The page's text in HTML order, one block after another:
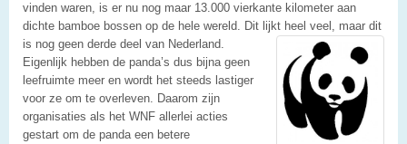
vinden waren, is er nu nog maar 13.000 vierkante kilometer aan
dichte bamboe bossen op de hele wereld. Dit lijkt heel veel, maar dit
is nog geen derde deel van Nederland.
Eigenlijk hebben de panda’s dus bijna geen
leefruimte meer en wordt het steeds lastiger
voor ze om te overleven. Daarom zijn
organisaties als het WNF allerlei acties
gestart om de panda een betere